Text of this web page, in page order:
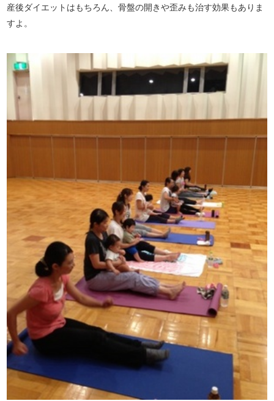
産後ダイエットはもちろん、骨盤の開きや歪みも治す効果もありま
すよ。